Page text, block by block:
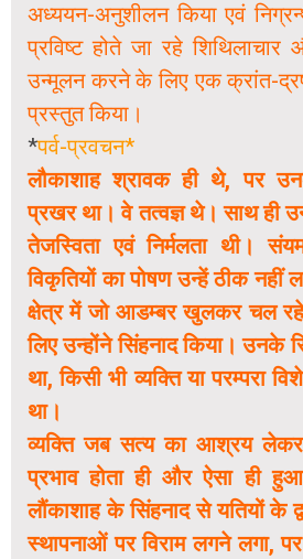
अध्ययन-अनुशीलन किया एवं
प्रविष्ट होते जा रहे
उन्मूलन करने के लिए एक क्रांत-
प्रस्तुत किया।
*पर्व-प्रवचन*
लौकाशाह श्रावक ही थे, पर
प्रखर था। वे तत्वज्ञ थे। साथ ही
तेजस्विता एवं निर्मलता थी।
विकृतियों का पोषण उन्हें ठीक
क्षेत्र में जो आडम्बर खुलकर चल
लिए उन्होंने सिंहनाद किया। उनके
था, किसी भी व्यक्ति या परम्परा
था।
व्यक्ति जब सत्य का आश्रय
प्रभाव होता ही और ऐसा ही
लौंकाशाह के सिंहनाद से यतियों के
स्थापनाओं पर विराम लगने लगा,